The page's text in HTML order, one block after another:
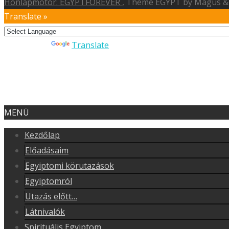
Translate »
Translate
MENÜ
Kezdőlap
Előadásaim
Egyiptomi körutazások
Egyiptomról
Utazás előtt…
Látnivalók